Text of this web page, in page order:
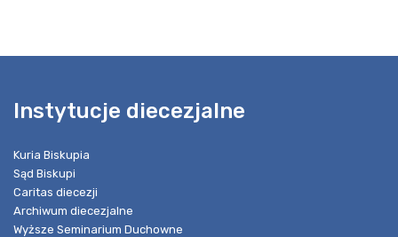
Instytucje diecezjalne
Kuria Biskupia
Sąd Biskupi
Caritas diecezji
Archiwum diecezjalne
Wyższe Seminarium Duchowne